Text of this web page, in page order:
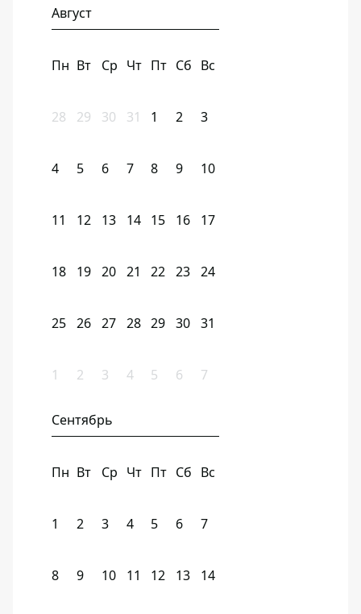
Август
Пн Вт Ср Чт Пт Сб Вс
28 29 30 31 1 2 3
4 5 6 7 8 9 10
11 12 13 14 15 16 17
18 19 20 21 22 23 24
25 26 27 28 29 30 31
1 2 3 4 5 6 7
Сентябрь
Пн Вт Ср Чт Пт Сб Вс
1 2 3 4 5 6 7
8 9 10 11 12 13 14